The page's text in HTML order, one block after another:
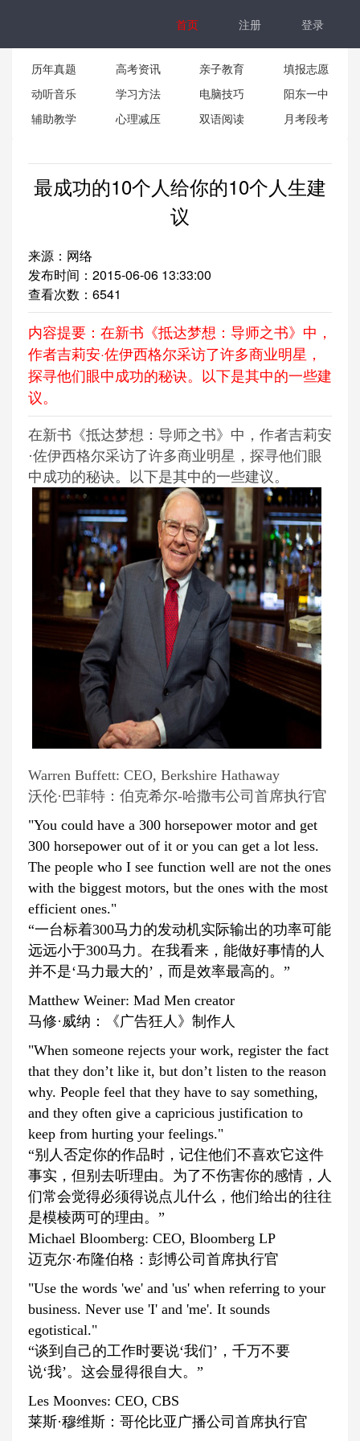
首页 注册 登录
历年真题 高考资讯 亲子教育
填报志愿
动听音乐
学习方法 电脑技巧
阳东一中
辅助教学
心理减压 双语阅读 月考段考
最成功的10个人给你的10个人生建
议
来源：网络
发布时间：2015-06-06 13:33:00
查看次数： 6541
内容提要：在新书《抵达梦想：导师之书》中，
作者吉莉安·佐伊西格尔采访了许多商业明星，
探寻他们眼中成功的秘诀。以下是其中的一些建
议。
在新书《抵达梦想：导师之书》中，作者吉莉安
·佐伊西格尔采访了许多商业明星，探寻他们眼
中成功的秘诀。以下是其中的一些建议。
Warren Buffett: CEO, Berkshire Hathaway
沃伦·巴菲特：伯克希尔-哈撒韦公司首席执行官
"You could have a 300 horsepower motor and get
300 horsepower out of it or you can get a lot less.
The people who I see function well are not the ones
with the biggest motors, but the ones with the most
efficient ones."
“一台标着300马力的发动机实际输出的功率可能
远远小于300马力。在我看来，能做好事情的人
并不是‘马力最大的’，而是效率最高的。”
Matthew Weiner: Mad Men creator
马修·威纳：《广告狂人》制作人
"When someone rejects your work, register the fact
that they don’t like it, but don’t listen to the reason
why. People feel that they have to say something,
and they often give a capricious justification to
keep from hurting your feelings."
“别人否定你的作品时，记住他们不喜欢它这件
事实，但别去听理由。为了不伤害你的感情，人
们常会觉得必须得说点儿什么，他们给出的往往
是模棱两可的理由。”
Michael Bloomberg: CEO, Bloomberg LP
迈克尔·布隆伯格：彭博公司首席执行官
"Use the words 'we' and 'us' when referring to your
business. Never use 'I' and 'me'. It sounds
egotistical."
“谈到自己的工作时要说‘我们’，千万不要
说‘我’。这会显得很自大。”
Les Moonves: CEO, CBS
莱斯·穆维斯：哥伦比亚广播公司首席执行官